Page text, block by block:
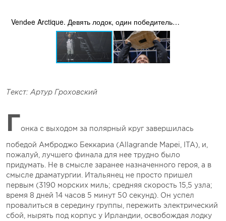
Vendеe Arctique. Девять лодок, один победитель…
Текст: Артур Гроховский
Гонка с выходом за полярный круг завершилась
победой Амброджо Беккариа (Allagrande Mapei, ITA), и,
пожалуй, лучшего финала для нее трудно было
придумать. Не в смысле заранее назначенного героя, а в
смысле драматургии. Итальянец не просто пришел
первым (3190 морских миль; средняя скорость 15,5 узла;
время 8 дней 14 часов 5 минут 50 секунд). Он успел
провалиться в середину группы, пережить электрический
сбой, нырять под корпус у Ирландии, освобождая лодку